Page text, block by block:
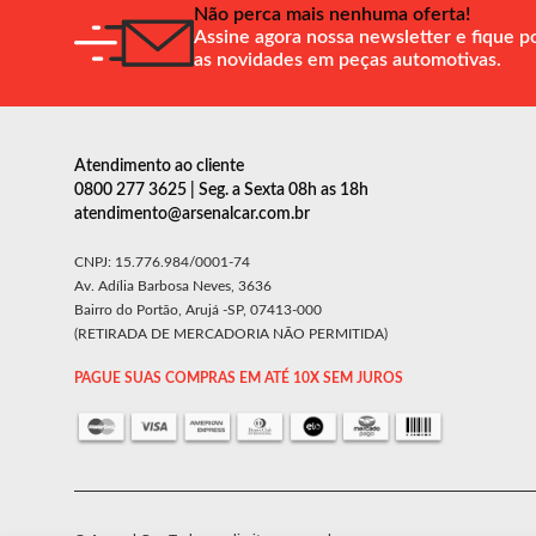
Não perca mais nenhuma oferta!
Assine agora nossa newsletter e fique
as novidades em peças automotivas.
Atendimento ao cliente
0800 277 3625 | Seg. a Sexta 08h as 18h
atendimento@arsenalcar.com.br
CNPJ: 15.776.984/0001-74
Av. Adília Barbosa Neves, 3636
Bairro do Portão, Arujá -SP, 07413-000
(RETIRADA DE MERCADORIA NÃO PERMITIDA)
PAGUE SUAS COMPRAS EM ATÉ 10X SEM JUROS